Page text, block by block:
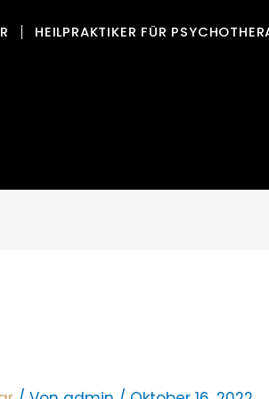
HEILPRAKTIKER FÜR